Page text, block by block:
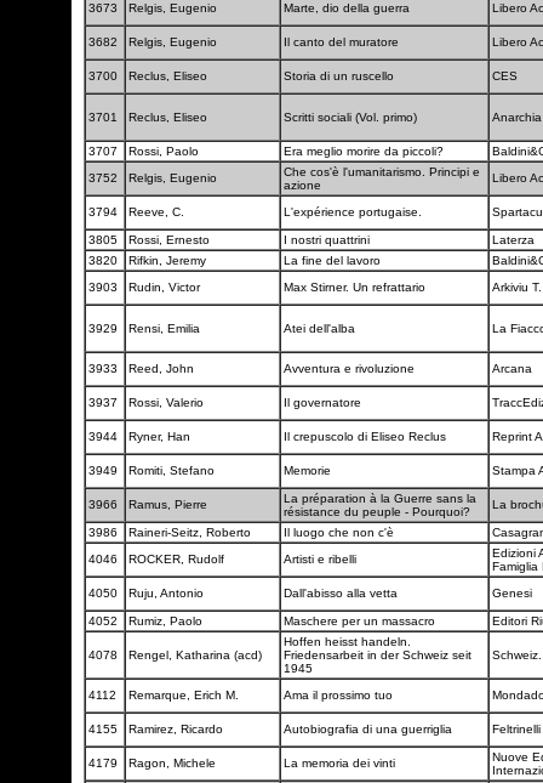
3673 Relgis, Eugenio Marte, dio della guerra Libero
3682 Relgis, Eugenio Il canto del muratore Libero
3700 Reclus, Eliseo Storia di un ruscello CES
3701 Reclus, Eliseo Scritti sociali (Vol. primo)
3707 Rossi, Paolo Era meglio morire da piccoli?
3752
Relgis, Eugenio
Che cos'è l'umanitarismo. Principi e
azione
Libero
3794 Reeve, C. L'expérience portugaise.
3805 Rossi, Ernesto I nostri quattrini
Laterza
3820
Rifkin, Jeremy La fine del lavoro
3903
Rudin, Victor Max Stirner. Un refrattario Arkiviu
3929 Rensi, Emilia Atei dell'alba La
3933 Reed, John Avventura e rivoluzione Arcana
3937 Rossi, Valerio Il governatore
3944 Ryner, Han Il crepuscolo di Eliseo Reclus Reprint
3949 Romiti, Stefano Memorie Stampa
3966 Ramus, Pierre
La préparation à la Guerre sans la
résistance du peuple - Pourquoi?
La
3986 Raineri-Seitz, Roberto Il luogo che non c'è
4046
ROCKER, Rudolf Artisti e ribelli
Edizioni
Famiglia
4050
Ruju, Antonio Dall'abisso alla vetta Genesi
4052 Rumiz, Paolo Maschere per un massacro Editori
4078 Rengel, Katharina (acd)
Hoffen heisst handeln.
Friedensarbeit in der Schweiz seit
1945
4112 Remarque, Erich M. Ama il prossimo tuo
4155 Ramirez, Ricardo Autobiografia di una guerriglia Feltrinelli
4179 Ragon, Michele La memoria dei vinti
Nuove